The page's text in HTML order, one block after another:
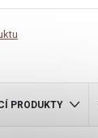
PRODUKTY